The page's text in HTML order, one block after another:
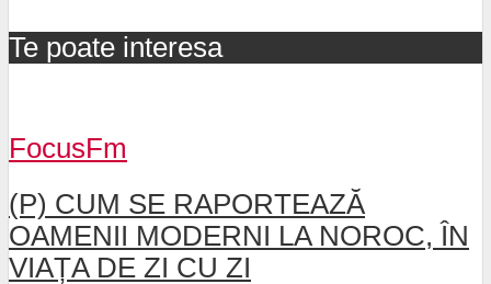
Te poate interesa
FocusFm
(P) CUM SE RAPORTEAZĂ
OAMENII MODERNI LA NOROC, ÎN
VIAȚA DE ZI CU ZI